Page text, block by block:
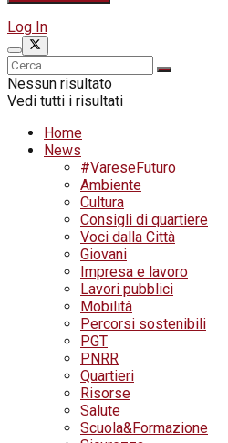
Log In
Nessun risultato
Vedi tutti i risultati
Home
News
#VareseFuturo
Ambiente
Cultura
Consigli di quartiere
Voci dalla Città
Giovani
Impresa e lavoro
Lavori pubblici
Mobilità
Percorsi sostenibili
PGT
PNRR
Quartieri
Risorse
Salute
Scuola&Formazione